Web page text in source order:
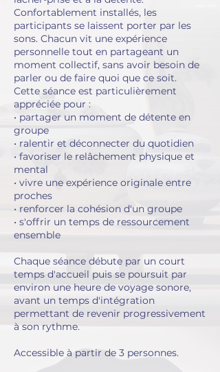
Confortablement installés, les
participants se laissent porter par les
sons. Chacun vit une expérience
personnelle tout en partageant un
moment collectif, sans avoir besoin de
parler ou de faire quoi que ce soit.
Cette séance est particulièrement
appréciée pour :
• partager un moment de détente en
groupe
• ralentir et déconnecter du quotidien
• favoriser le relâchement physique et
mental
• vivre une expérience originale entre
proches
• renforcer la cohésion d'un groupe
• s'offrir un temps de ressourcement
ensemble
Chaque séance débute par un court
temps d'accueil puis se poursuit par
environ une heure de voyage sonore,
avant un temps d'intégration
permettant de revenir progressivement
à son rythme.
Accessible à partir de 3 personnes.